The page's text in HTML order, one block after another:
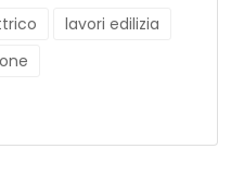
lavori edilizia